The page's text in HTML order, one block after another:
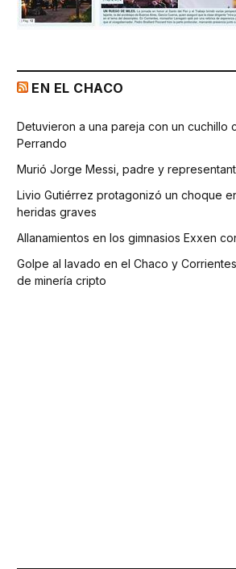
EN EL CHACO
Detuvieron a una pareja con un cuchillo
Perrando
Murió Jorge Messi, padre y
Livio Gutiérrez protagonizó un choque
heridas graves
Allanamientos en los gimnasios Exxen
Golpe al lavado en el Chaco y
de minería cripto